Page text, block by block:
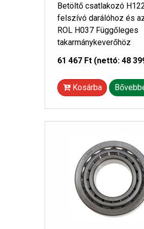
Betöltő csatlakozó
felszívó darálóhoz és
ROL H037 Függőleges
takarmánykeverőhöz
61 467 Ft (nettó: 48
Kosárba